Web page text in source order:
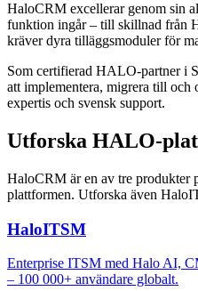
HaloCRM excellerar genom sin
funktion ingår – till skillnad från
kräver dyra tilläggsmoduler för
Som certifierad HALO-partner i
att implementera, migrera till
expertis och svensk support.
Utforska HALO-
HaloCRM är en av tre produkter
plattformen. Utforska även
HaloITSM
Enterprise ITSM med Halo AI,
– 100 000+ användare globalt.